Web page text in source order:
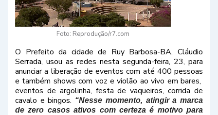
Foto: Reprodução/r7.com
O Prefeito da cidade de Ruy Barbosa-BA, Cláudio
Serrada, usou as redes nesta segunda-feira, 23, para
anunciar a liberação de eventos com até 400 pessoas
e também shows com voz e violão ao vivo em bares,
eventos de argolinha, festa de vaqueiros, corrida de
cavalo e bingos. “Nesse momento, atingir a marca
de zero casos ativos com certeza é motivo para